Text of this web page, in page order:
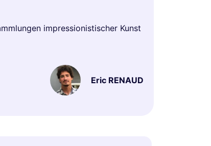
impressionistischer Kunst
Eric RENAUD